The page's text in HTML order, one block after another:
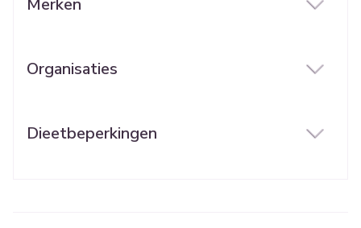
Merken
Organisaties
Dieetbeperkingen